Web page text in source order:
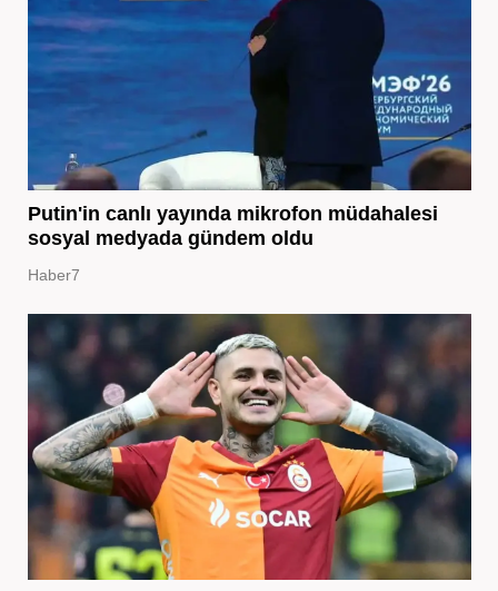
Putin'in canlı yayında mikrofon müdahalesi
sosyal medyada gündem oldu
Haber7